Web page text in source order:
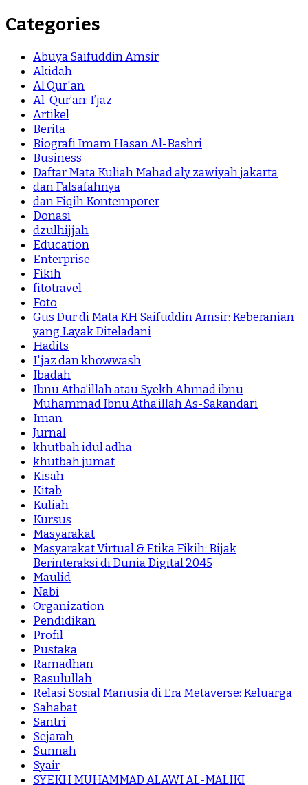
Categories
Abuya Saifuddin Amsir
Akidah
Al Qur'an
Al-Qur’an: I’jaz
Artikel
Berita
Biografi Imam Hasan Al-Bashri
Business
Daftar Mata Kuliah Mahad aly zawiyah jakarta
dan Falsafahnya
dan Fiqih Kontemporer
Donasi
dzulhijjah
Education
Enterprise
Fikih
fitotravel
Foto
Gus Dur di Mata KH Saifuddin Amsir: Keberanian
yang Layak Diteladani
Hadits
I'jaz dan khowwash
Ibadah
Ibnu Atha’illah atau Syekh Ahmad ibnu
Muhammad Ibnu Atha’illah As-Sakandari
Iman
Jurnal
khutbah idul adha
khutbah jumat
Kisah
Kitab
Kuliah
Kursus
Masyarakat
Masyarakat Virtual & Etika Fikih: Bijak
Berinteraksi di Dunia Digital 2045
Maulid
Nabi
Organization
Pendidikan
Profil
Pustaka
Ramadhan
Rasulullah
Relasi Sosial Manusia di Era Metaverse: Keluarga
Sahabat
Santri
Sejarah
Sunnah
Syair
SYEKH MUHAMMAD ALAWI AL-MALIKI